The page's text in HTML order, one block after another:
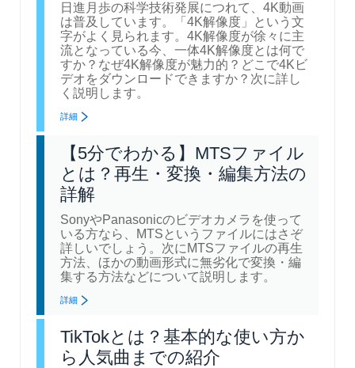
日進月歩の科学技術発展につれて、4K動画
は普及しています。「4K解像度」という文
字がよく見られます。4K解像度が徐々に主
流となっている今、一体4K解像度とは何で
すか？なぜ4K解像度が魅力的？どこで4Kビ
デオをダウンロードできますか？次に詳し
く説明します。
詳細
【5分でわかる】MTSファイル
とは？再生・変換・編集方法の
詳解
SonyやPanasonicのビデオカメラを使って
いる方なら、MTSというファイルにはさぞ
詳しいでしょう。次にMTSファイルの再生
方法、ほかの動画形式に無劣化で変換・編
集する方法などについて説明します。
詳細
TikTokとは？基本的な使い方か
ら人気曲までの紹介